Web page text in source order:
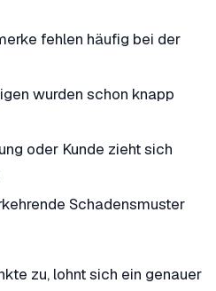
fehlen häufig bei der
wurden schon knapp
oder Kunde zieht sich
Schadensmuster
zu, lohnt sich ein genauer